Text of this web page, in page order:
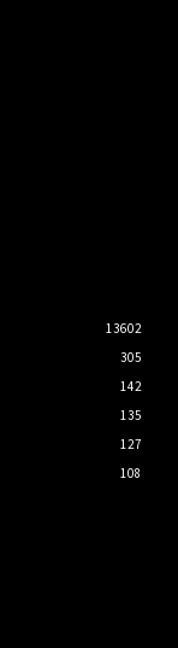
13602
305
142
135
127
108